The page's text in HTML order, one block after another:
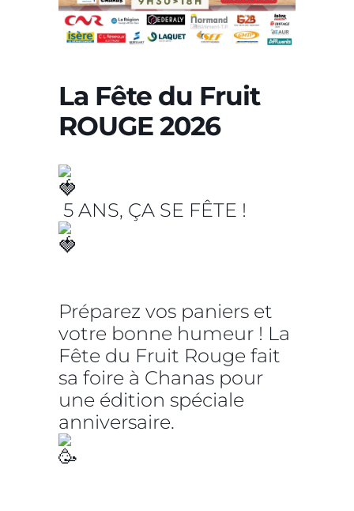
La Fête du Fruit
ROUGE 2026
5 ANS, ÇA SE FÊTE !
Préparez vos paniers et
votre bonne humeur ! La
Fête du Fruit Rouge fait
sa foire à Chanas pour
une édition spéciale
anniversaire.